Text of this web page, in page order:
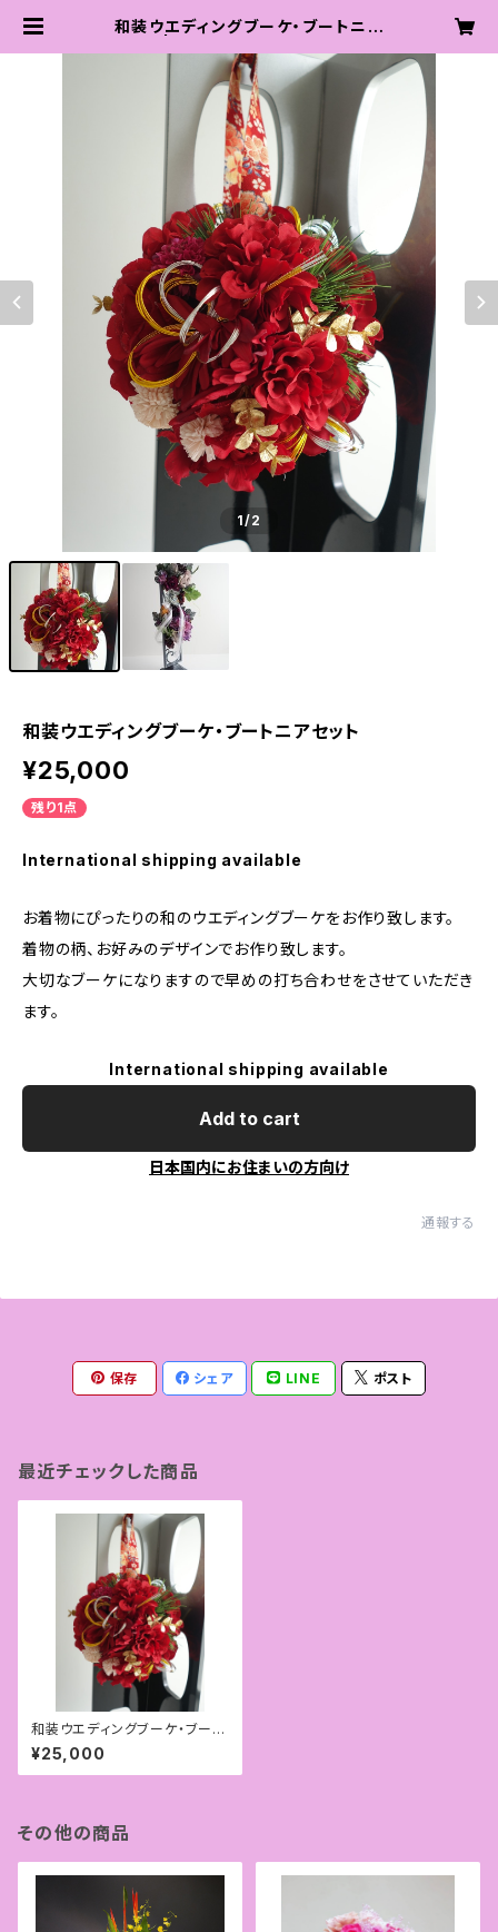
和装ウエディングブーケ・ブートニア
1/2
和装ウエディングブーケ・ブートニアセット
¥25,000
残り1点
International shipping available
お着物にぴったりの和のウエディングブーケをお作り致します。
着物の柄、お好みのデザインでお作り致します。
大切なブーケになりますので早めの打ち合わせをさせていただき
ます。
International shipping available
Add to cart
日本国内にお住まいの方向け
通報する
保存 シェア LINE ポスト
最近チェックした商品
和装ウエディングブーケ・ブート
ニアセット
¥25,000
その他の商品